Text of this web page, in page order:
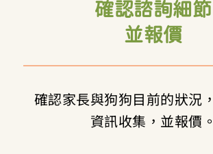
確認諮詢細節
並報價
確認家長與狗狗目前的狀況
資訊收集，並報價。